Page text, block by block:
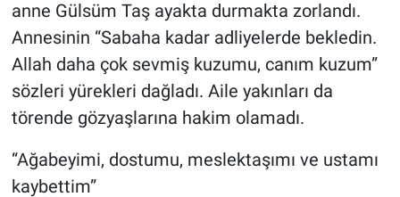
anne Gülsüm Taş ayakta durmakta zorlandı.
Annesinin “Sabaha kadar adliyelerde bekledin.
Allah daha çok sevmiş kuzumu, canım kuzum”
sözleri yürekleri dağladı. Aile yakınları da
törende gözyaşlarına hakim olamadı.
“Ağabeyimi, dostumu, meslektaşımı ve ustamı
kaybettim”